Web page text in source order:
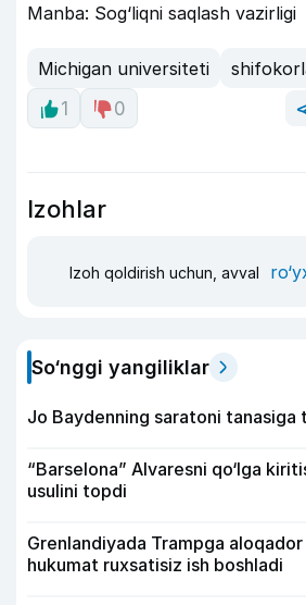
Manba: Sog‘liqni saqlash vazirligi
Michigan universiteti
1
0
Izohlar
Izoh qoldirish uchun, avval
So‘nggi yangiliklar
Jo Baydenning saratoni tanasiga
“Barselona” Alvaresni qo‘lga
usulini topdi
Grenlandiyada Trampga
hukumat ruxsatisiz ish boshladi